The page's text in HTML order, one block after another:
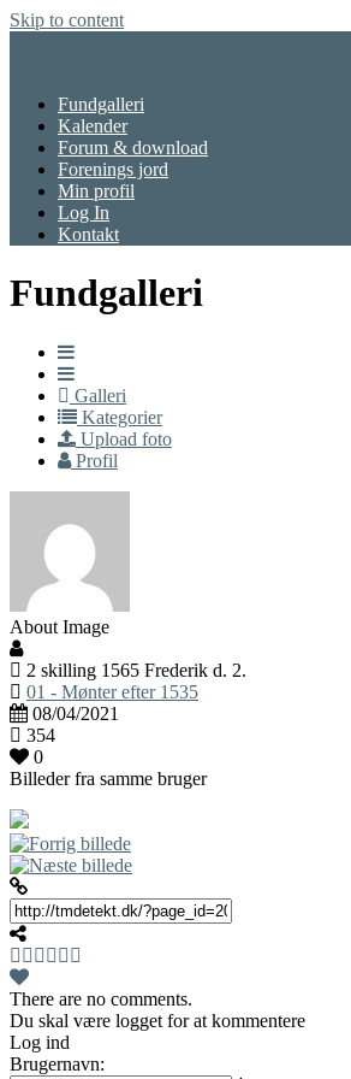
Skip to content
Fundgalleri
Kalender
Forum & download
Forenings jord
Min profil
Log In
Kontakt
Fundgalleri
Galleri
Kategorier
Upload foto
Profil
About Image
2 skilling 1565 Frederik d. 2.
01 - Mønter efter 1535
08/04/2021
354
0
Billeder fra samme bruger
There are no comments.
Du skal være logget for at kommentere
Log ind
Brugernavn: